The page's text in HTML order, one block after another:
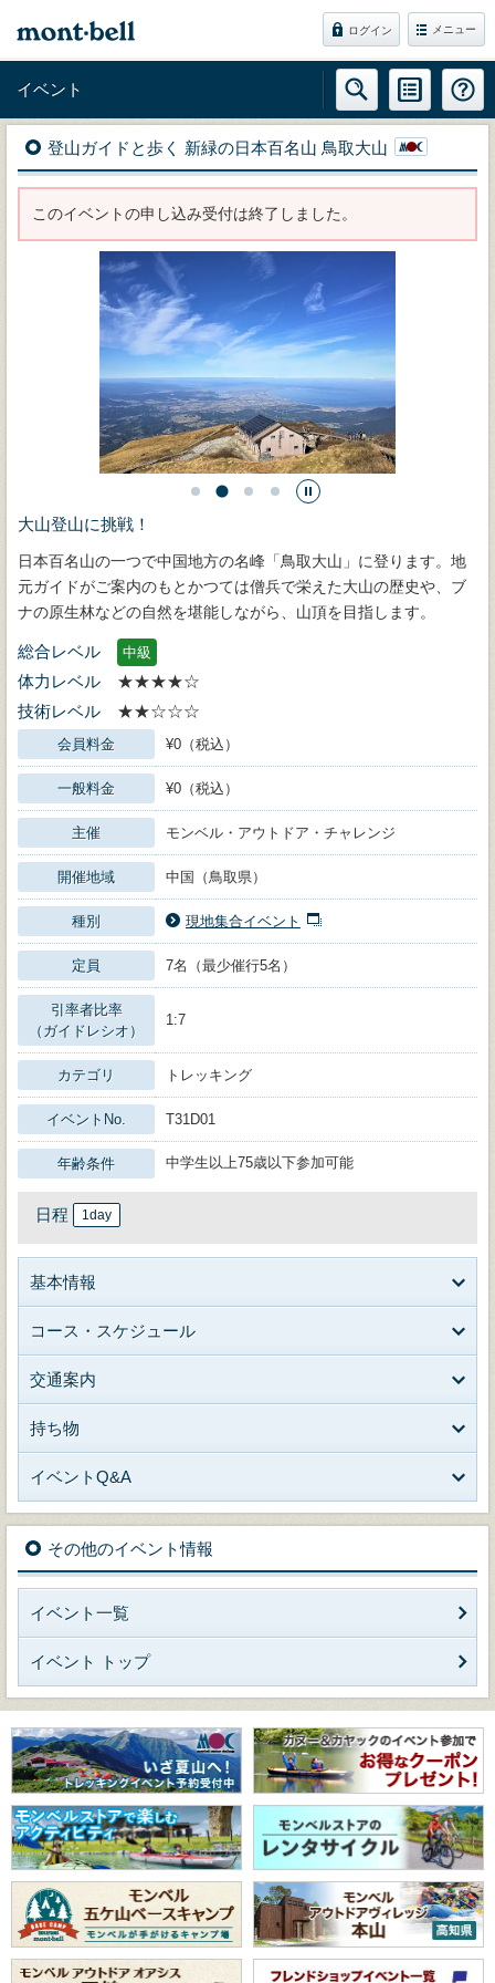
ログイン メニュー
イベント
登山ガイドと歩く 新緑の日本百名山 鳥取大山
このイベントの申し込み受付は終了しました。
大山登山に挑戦！
日本百名山の一つで中国地方の名峰「鳥取大山」に登ります。地
元ガイドがご案内のもとかつては僧兵で栄えた大山の歴史や、ブ
ナの原生林などの自然を堪能しながら、山頂を目指します。
総合レベル 中級
体力レベル
★★★★☆
技術レベル
★★☆☆☆
会員料金 ¥0（税込）
一般料金 ¥0（税込）
主催 モンベル・アウトドア・チャレンジ
開催地域 中国（鳥取県）
種別 現地集合イベント
定員 7名（最少催行5名）
引率者比率
（ガイドレシオ）
1:7
カテゴリ トレッキング
イベントNo. T31D01
年齢条件 中学生以上75歳以下参加可能
日程 1day
基本情報
コース・スケジュール
交通案内
持ち物
イベントQ&A
その他のイベント情報
イベント一覧
イベント トップ